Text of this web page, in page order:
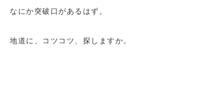
なにか突破口があるはず。
地道に、コツコツ、探しますか。